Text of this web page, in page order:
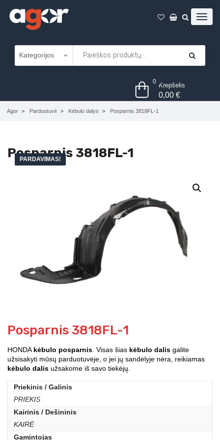
0 Krepšelis
0,00€
Agor Parduotuvė Kėbulo dalys Posparnis 3818FL-1
Posparnis 3818FL-1
PARDAVIMAS!
Posparnis 3818FL-1
HONDA kėbulo posparnis . Visas šias kėbulo dalis galite
užsisakyti mūsų parduotuvėje, o jei jų sandėlyje nėra, reikiamas
kėbulo dalis užsakome iš savo tiekėjų.
Priekinis / Galinis
PRIEKIS
Kairinis / Dešininis
KAIRĖ
Gamintojas